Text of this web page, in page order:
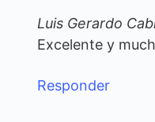
Luis Gerardo
Excelente y
Responder